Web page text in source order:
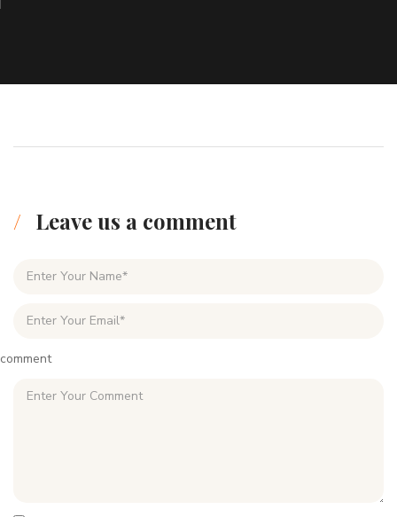
Leave us a comment
comment